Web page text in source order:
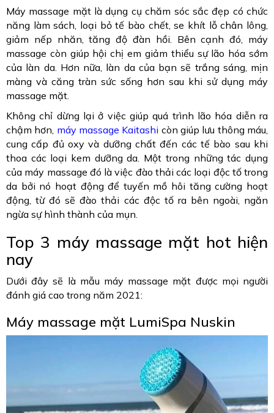
Máy massage mặt là dụng cụ chăm sóc sắc đẹp có chức
năng làm sách, loại bỏ tế bào chết, se khít lỗ chân lông,
giảm nếp nhăn, tăng độ đàn hồi. Bên cạnh đó, máy
massage còn giúp hội chị em giảm thiểu sự lão hóa sớm
của làn da. Hơn nữa, làn da của bạn sẽ trắng sáng, mịn
màng và căng tràn sức sống hơn sau khi sử dụng máy
massage mặt.
Không chỉ dừng lại ở việc giúp quá trình lão hóa diễn ra
chậm hơn, máy massage Kaitashi còn giúp lưu thông máu,
cung cấp đủ oxy và dưỡng chất đến các tế bào sau khi
thoa các loại kem dưỡng da. Một trong những tác dụng
của máy massage đó là việc đào thải các loại độc tố trong
da bởi nó hoạt động để tuyến mồ hôi tăng cường hoạt
động, từ đó sẽ đào thải các độc tố ra bên ngoài, ngăn
ngừa sự hình thành của mụn.
Top 3 máy massage mặt hot hiện
nay
Dưới đây sẽ là mẫu máy massage mặt được mọi người
đánh giá cao trong năm 2021:
Máy massage mặt LumiSpa Nuskin